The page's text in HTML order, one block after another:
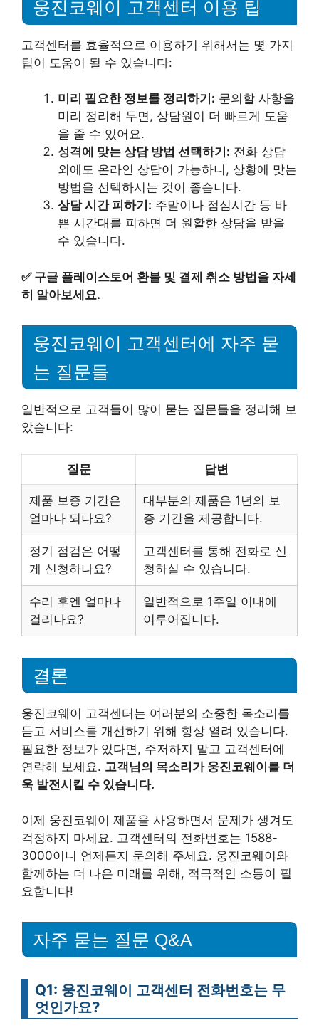
웅진코웨이 고객센터 이용 팁
고객센터를 효율적으로 이용하기 위해서는 몇 가지
팁이 도움이 될 수 있습니다:
미리 필요한 정보를 정리하기: 문의할 사항을
미리 정리해 두면, 상담원이 더 빠르게 도움
을 줄 수 있어요.
성격에 맞는 상담 방법 선택하기: 전화 상담
외에도 온라인 상담이 가능하니, 상황에 맞는
방법을 선택하시는 것이 좋습니다.
상담 시간 피하기: 주말이나 점심시간 등 바
쁜 시간대를 피하면 더 원활한 상담을 받을
수 있습니다.
✅ 구글 플레이스토어 환불 및 결제 취소 방법을 자세
히 알아보세요.
웅진코웨이 고객센터에 자주 묻
는 질문들
일반적으로 고객들이 많이 묻는 질문들을 정리해 보
았습니다:
질문 답변
제품 보증 기간은
얼마나 되나요?
대부분의 제품은 1년의 보
증 기간을 제공합니다.
정기 점검은 어떻
게 신청하나요?
고객센터를 통해 전화로 신
청하실 수 있습니다.
수리 후엔 얼마나
걸리나요?
일반적으로 1주일 이내에
이루어집니다.
결론
웅진코웨이 고객센터는 여러분의 소중한 목소리를
듣고 서비스를 개선하기 위해 항상 열려 있습니다.
필요한 정보가 있다면, 주저하지 말고 고객센터에
연락해 보세요. 고객님의 목소리가 웅진코웨이를 더
욱 발전시킬 수 있습니다.
이제 웅진코웨이 제품을 사용하면서 문제가 생겨도
걱정하지 마세요. 고객센터의 전화번호는 1588-
3000이니 언제든지 문의해 주세요. 웅진코웨이와
함께하는 더 나은 미래를 위해, 적극적인 소통이 필
요합니다!
자주 묻는 질문 Q&A
Q1: 웅진코웨이 고객센터 전화번호는 무
엇인가요?